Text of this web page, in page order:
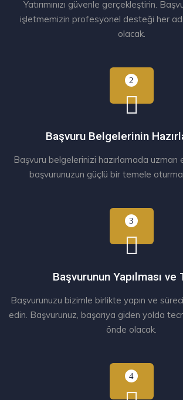
Yatırımınızı güvenle gerçekleştirin.
işletmemizin profesyonel desteği her
olacak.
Başvuru Belgelerinin
Başvuru belgelerinizi hazırlamada uzman
başvurunuzun güçlü bir temele
Başvurunun Yapılması ve
Başvurunuzu bizimle birlikte yapın ve
edin. Başvurunuz, başarıya giden yolda
önde olacak.